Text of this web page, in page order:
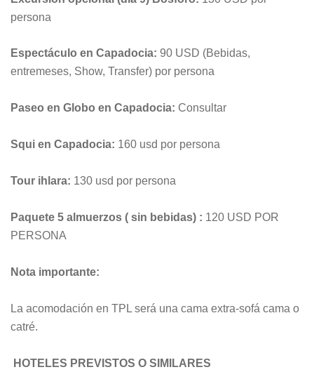
persona
Espectáculo en Capadocia: 90 USD (Bebidas,
entremeses, Show, Transfer) por persona
Paseo en Globo en Capadocia: Consultar
Squi en Capadocia: 160 usd por persona
Tour ihlara: 130 usd por persona
Paquete 5 almuerzos ( sin bebidas) : 120 USD POR
PERSONA
Nota importante:
La acomodación en TPL será una cama extra-sofá cama o
catré.
HOTELES PREVISTOS O SIMILARES